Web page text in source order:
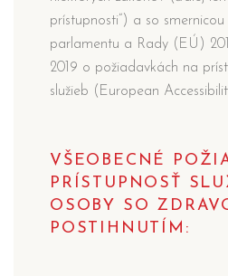
prístupnosti“) a so
parlamentu a Rady (EÚ)
2019 o požiadavkách na
služieb (European
VŠEOBECNÉ
PRÍSTUPNOSŤ
OSOBY SO
POSTIHNUTÍM: